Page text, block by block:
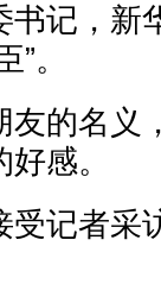
记，新
。
的名义
感。
记者采